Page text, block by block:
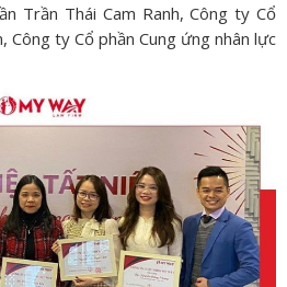
Trần Thái Cam Ranh, Công ty Cổ
Công ty Cổ phần Cung ứng nhân lực